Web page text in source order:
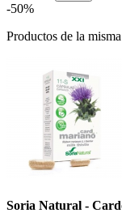
-50%
Productos de la
Soria Natural -